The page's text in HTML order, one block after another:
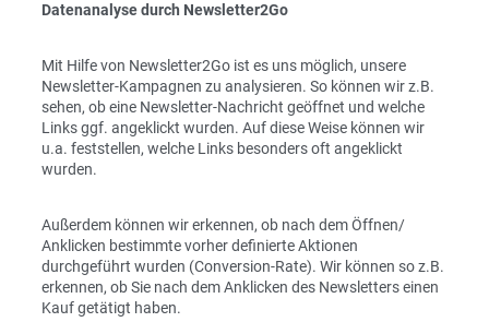
Datenanalyse durch Newsletter2Go
Mit Hilfe von Newsletter2Go ist es uns möglich, unsere
Newsletter-Kampagnen zu analysieren. So können wir z.B.
sehen, ob eine Newsletter-Nachricht geöffnet und welche
Links ggf. angeklickt wurden. Auf diese Weise können wir
u.a. feststellen, welche Links besonders oft angeklickt
wurden.
Außerdem können wir erkennen, ob nach dem Öffnen/
Anklicken bestimmte vorher definierte Aktionen
durchgeführt wurden (Conversion-Rate). Wir können so z.B.
erkennen, ob Sie nach dem Anklicken des Newsletters einen
Kauf getätigt haben.